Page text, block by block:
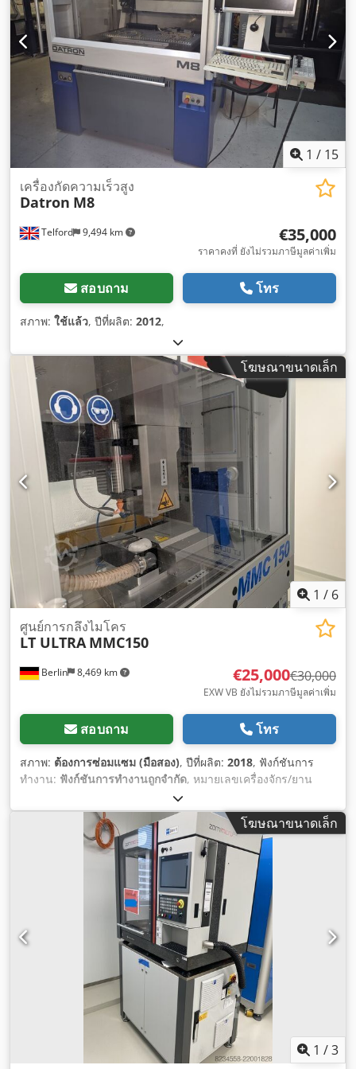
1 / 15
Telford 9,494 km
เครื่องกัดความเร็วสูง
Datron M8
€35,000
ราคาคงที่ ยังไม่รวมภาษีมูลค่าเพิ่ม
สอบถาม โทร
สภาพ: ใช้แล้ว, ปีที่ผลิต: 2012,
โฆษณาขนาดเล็ก
1 / 6
Berlin 8,469 km
ศูนย์การกลึงไมโคร
LT ULTRA MMC150
€25,000€30,000
EXW VB ยังไม่รวมภาษีมูลค่าเพิ่ม
สอบถาม โทร
สภาพ: ต้องการซ่อมแซม (มือสอง), ปีที่ผลิต: 2018, ฟังก์ชันการ
ทำงาน: ฟังก์ชันการทำงานถูกจำกัด, หมายเลขเครื่องจักร/ยาน
, ระยะเคลื่อนที่แกน X:
Y:100 มม, ระยะเคลื่อนที่ตามแกน Z:135 มม, อัตราการป้อนแกน
, อัตราการป้อนแกน Y: 5 ม./นาที, อัตราป้อนแกน Z:2
, ความเร็วแกนหมุน (สูงสุด): 125,000 รอบ/นาที
10,500 รอบ/นาที, ความสูงรวม:2,160 มม
1,815 มม, ความยาวทั้งหมด: 2,339 มม
ประเภทกระแสไฟฟ้าที่เข้ามา:สามเฟส, น้ำหนักรวม:
แรงดันไฟฟ้าขาเข้า: 400 V, กระแสไฟฟ้าขาเข้า: 32 A
เอกสารประกอบ / คู่มือ,
โฆษณาขนาดเล็ก
1 /3